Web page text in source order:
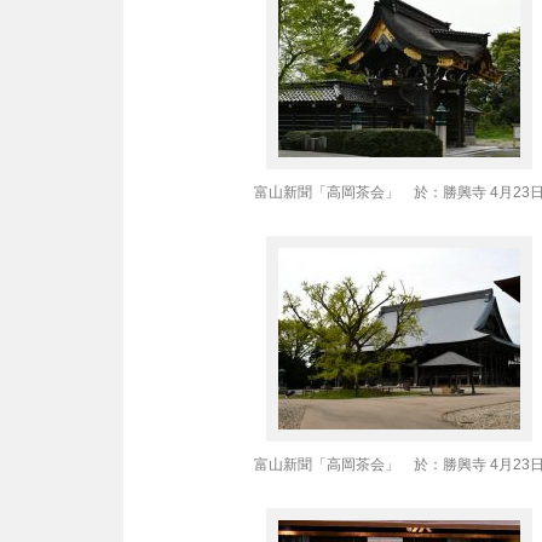
富山新聞「高岡茶会」 於：勝興寺 4月23
富山新聞「高岡茶会」 於：勝興寺 4月23